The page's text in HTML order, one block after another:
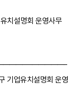
치설명회 운영사무
기업유치설명회 운영